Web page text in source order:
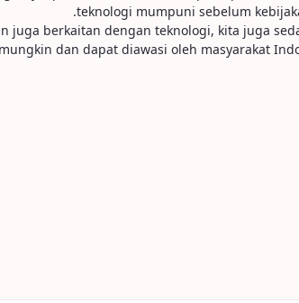
teknologi mumpuni sebelum